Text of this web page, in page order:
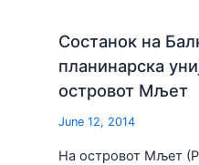
Состанок на
планинарска
островот Мљет
June 12, 2014
На островот Мљет